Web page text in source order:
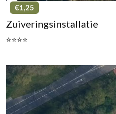
€1,25
Zuiveringsinstallatie
⭐⭐⭐⭐